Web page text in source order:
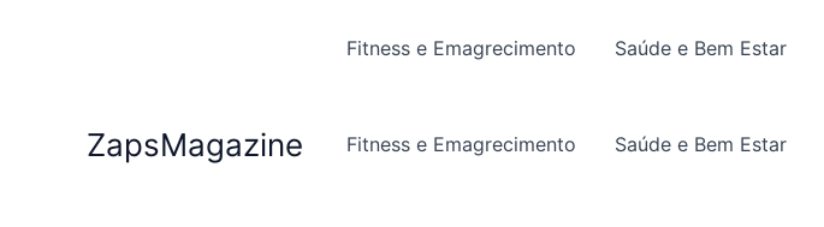
ZapsMagazine
Fitness e Emagrecimento Saúde e Bem Estar
Fitness e Emagrecimento Saúde e Bem Estar